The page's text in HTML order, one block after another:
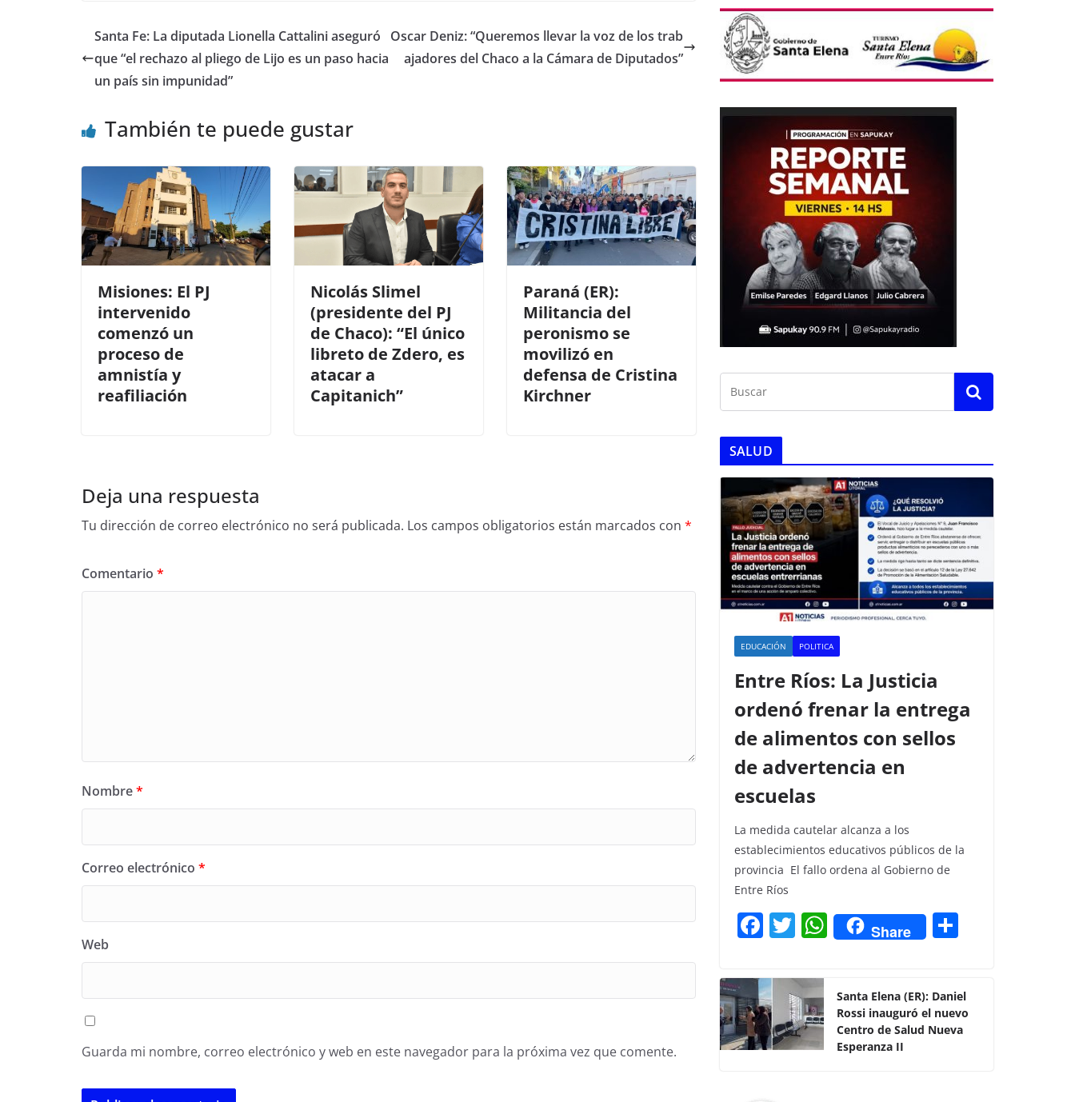
e
b
o
k
er s
A
p
p
ar
Santa Fe: La diputada Lionella Cattalini aseguró
que “el rechazo al pliego de Lijo es un paso hacia
un país sin impunidad”
Oscar Deniz: “Queremos llevar la voz de los trab
ajadores del Chaco a la Cámara de Diputados”
También te puede gustar
Misiones: El PJ
intervenido
comenzó un
proceso de
amnistía y
reafiliación
Nicolás Slimel
(presidente del PJ
de Chaco): “El único
libreto de Zdero, es
atacar a
Capitanich”
Paraná (ER):
Militancia del
peronismo se
movilizó en
defensa de Cristina
Kirchner
Deja una respuesta
Tu dirección de correo electrónico no será publicada. Los campos obligatorios están marcados con *
Comentario *
Nombre*
Correo electrónico *
Web
Guarda mi nombre, correo electrónico y web en este navegador para la próxima vez que comente.
SALUD
EDUCACIÓN POLITICA
Entre Ríos: La Justicia
ordenó frenar la entrega
de alimentos con sellos
de advertencia en
escuelas
La medida cautelar alcanza a los
establecimientos educativos públicos de la
provincia El fallo ordena al Gobierno de
Entre Ríos
F
c
e
b
o
T
itt
er
W
h
s
A
p
Share
p
ar
Santa Elena (ER): Daniel
Rossi inauguró el nuevo
Centro de Salud Nueva
Esperanza II